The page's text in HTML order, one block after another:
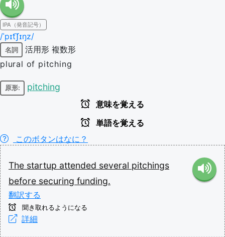
IPA（発音記号）
/ˈpɪt͡ʃɪŋz/
名詞 活用形 複数形
plural of pitching
原形: pitching
意味を覚える
単語を覚える
このボタンはなに？
The startup attended several pitchings
before securing funding.
翻訳する
聞き取れるようになる
詳細